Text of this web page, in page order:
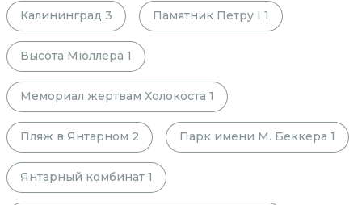
Калининград 3 Памятник Петру I 1
Высота Мюллера 1
Мемориал жертвам Холокоста 1
Пляж в Янтарном 2 Парк имени М. Беккера 1
Янтарный комбинат 1